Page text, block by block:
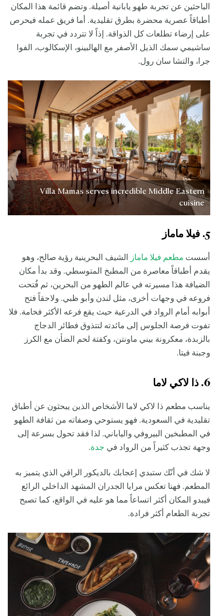
الباحثين عن تجربة طهو يابانية أصيلة. وتضم قائمة هذا المكان
أطباقاً عصرية محضرة بطرق تقليدية. أما فريق عمله فيحرص
على إرضاء تطلعات كل الذواقة. إذاً لا تتردد في تجربة
ساشيمي سمك الذيل الأصفر مع الهالبينو، الإسكالوب، الفوا
جرا، والتشا سان رول.
Villa Mamas serves incredible Middle Eastern
cuisine
5. فيلا ماماز
أسست مطعم فيلا ماماز
الشيف البحرينية رؤية صالح، وهو
يقدم أطباقاً معاصرة من المطبخ المتوسطي. وقد بدأ مكان
الضيافة هذا مسيرته في عالم الطهو من البحرين، ثم فُتحت
فروعه في وجهات أخرى، مثل لندن وأبو ظبي. ولاحقاً فتح
أبوابه أمام الرواد في الدرعية حيث يقع فرعه الأكثر فخامة. فلا
تفوت فرصة الجلوس إلى مائدته لتتذوق فطائر الدجاج
بالزبدة، معكرونة بيني ماونتن، وكفتة لحم الضأن مع الكرز
وجبنة فيتا.
6. ذا لاكي لاما
يناسب مطعم ذا لاكي لاما الأشخاص الذين يبحثون عن أطباق
تقليدية في السعودية. فهو يستوحي وصفاته من ثقافة الطهو
في المطبخين البيروفي والياباني. لذا فقد تحول بسرعة إلى
وجهة تجذب كثيراً من الرواد في جدة.
لا شك في أنّك ستبدي إعجابك بالديكور الراقي الذي يتميز به
المطعم. فهنا تعكس مرايا الجدران المشهد الداخلي الرائع
فيبدو المكان أكثر اتساعاً مما هو عليه في الواقع، كما تصبح
تجربة الطعام أكثر فرادة.